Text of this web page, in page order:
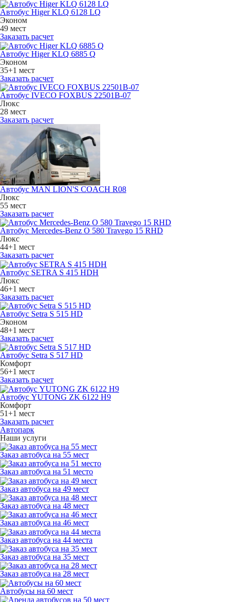
Автобус Higer KLQ 6128 LQ
Эконом
49 мест
Заказать расчет
Автобус Higer KLQ 6885 Q
Эконом
35+1 мест
Заказать расчет
Автобус IVECO FOXBUS 22501В-07
Люкс
28 мест
Заказать расчет
Автобус MAN LION'S COACH R08
Люкс
55 мест
Заказать расчет
Автобус Mercedes-Benz O 580 Travego 15 RHD
Люкс
44+1 мест
Заказать расчет
Автобус SETRA S 415 HDH
Люкс
46+1 мест
Заказать расчет
Автобус Setra S 515 HD
Эконом
48+1 мест
Заказать расчет
Автобус Setra S 517 HD
Комфорт
56+1 мест
Заказать расчет
Автобус YUTONG ZK 6122 H9
Комфорт
51+1 мест
Заказать расчет
Автопарк
Наши услуги
Заказ автобуса на 55 мест
Заказ автобуса на 51 место
Заказ автобуса на 49 мест
Заказ автобуса на 48 мест
Заказ автобуса на 46 мест
Заказ автобуса на 44 места
Заказ автобуса на 35 мест
Заказ автобуса на 28 мест
Автобусы на 60 мест